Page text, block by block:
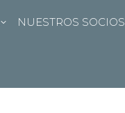
NUESTROS SOCIOS